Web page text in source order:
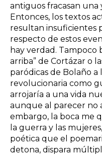
antiguos fracasan una
Entonces, los textos
resultan insuficientes
respecto de estos
hay verdad. Tampoco
arriba” de Cortázar o
paródicas de Bolaño a
revolucionaria como
arrojaría a una vida
aunque al parecer no
embargo, la boca me
la guerra y las
poética que el
detona, dispara